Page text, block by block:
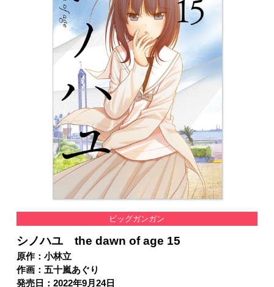
会社情報 採用情報
スクウェア・エニックス サイト内検索
ビッグガンガン
シノハユ the dawn of age 15
原作：小林立
作画：五十嵐あぐり
発売日：2022年9月24日